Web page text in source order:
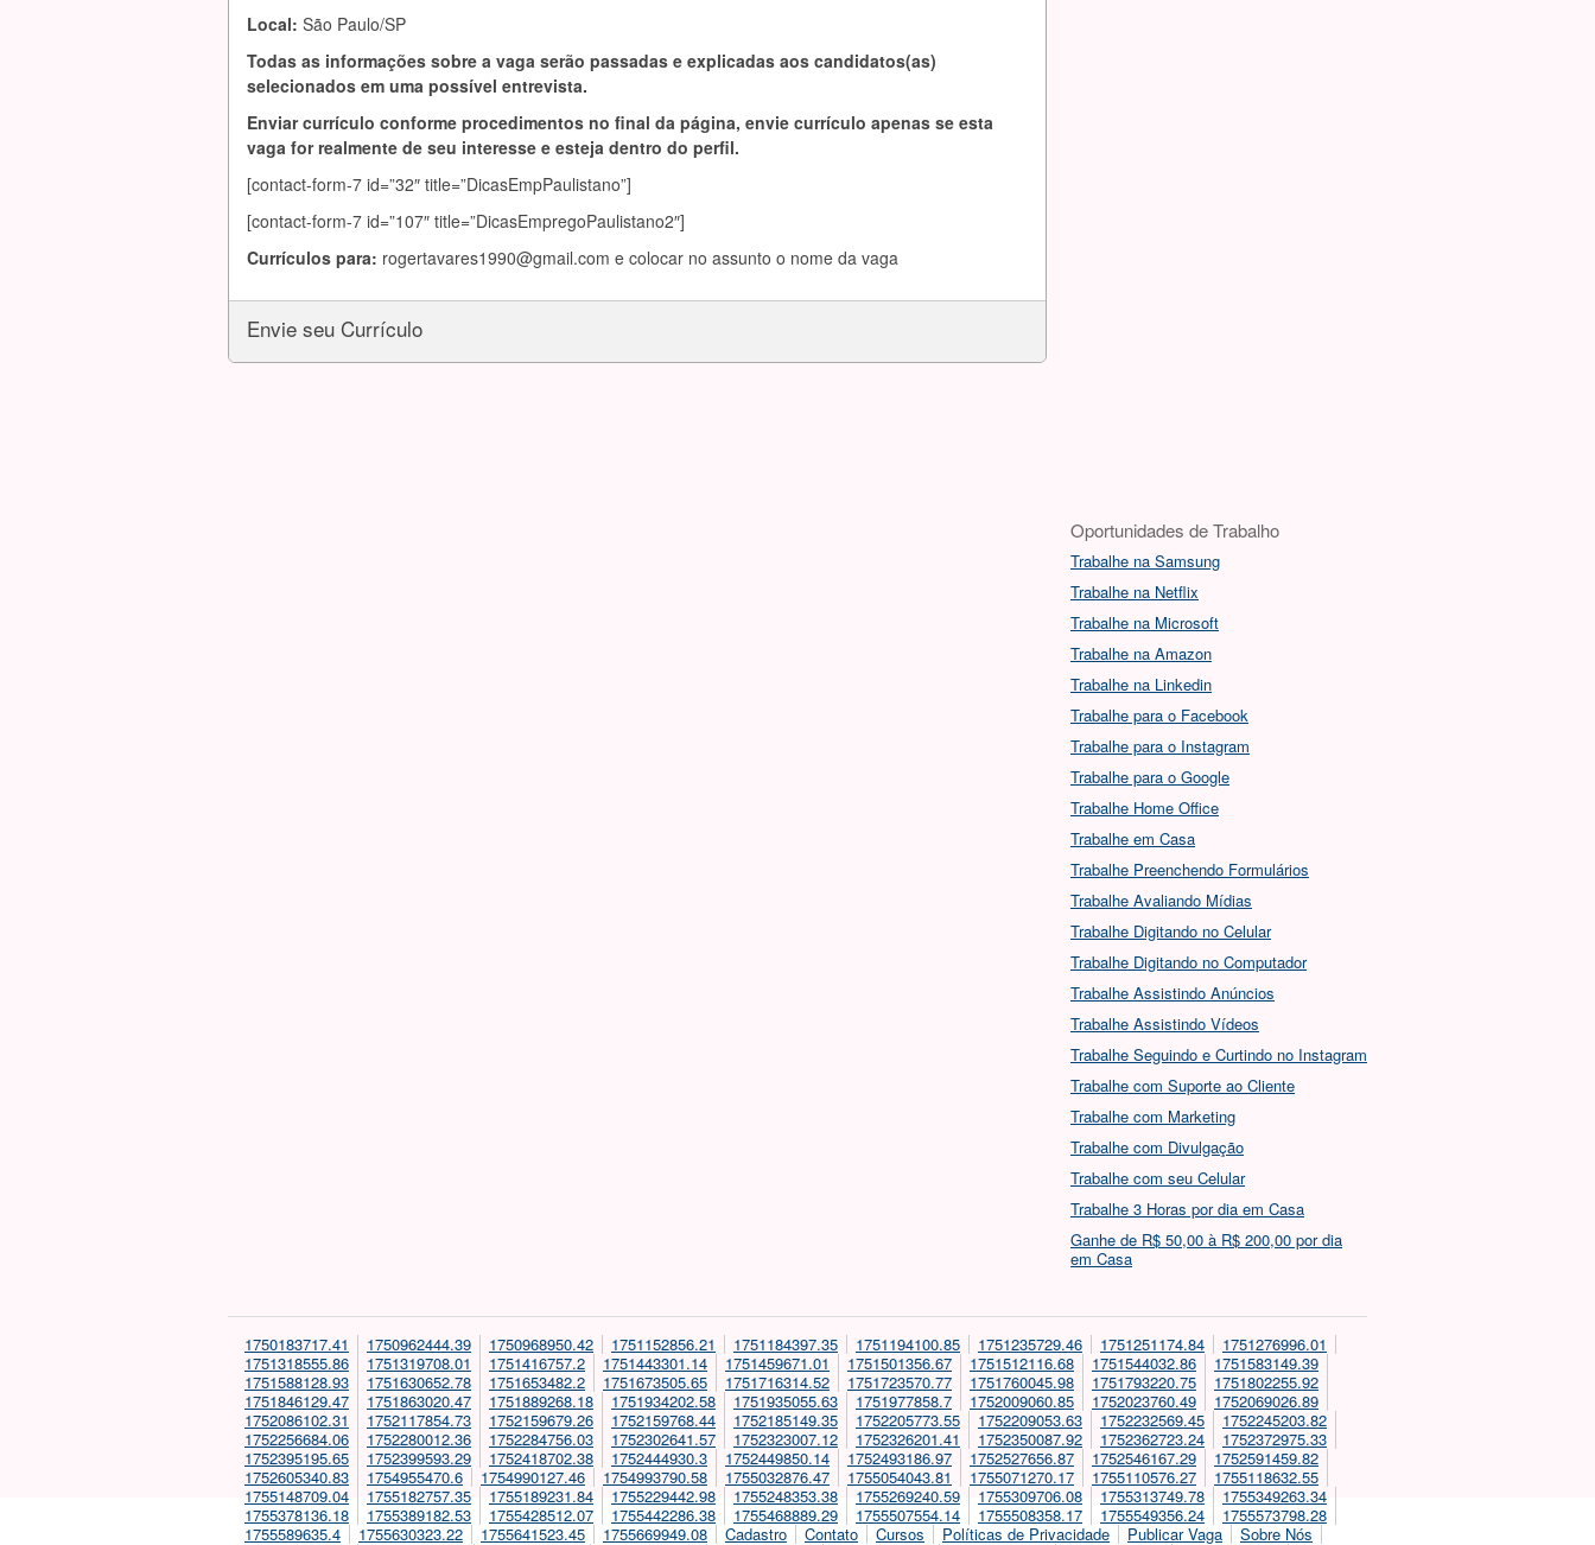
Local: São Paulo/SP
Todas as informações sobre a vaga serão passadas e explicadas aos candidatos(as)
selecionados em uma possível entrevista.
Enviar currículo conforme procedimentos no final da página, envie currículo apenas se esta
vaga for realmente de seu interesse e esteja dentro do perfil.
[contact-form-7 id=”32″ title=”DicasEmpPaulistano”]
[contact-form-7 id=”107″ title=”DicasEmpregoPaulistano2″]
Currículos para: rogertavares1990@gmail.com e colocar no assunto o nome da vaga
Envie seu Currículo
Oportunidades de Trabalho
Trabalhe na Samsung
Trabalhe na Netflix
Trabalhe na Microsoft
Trabalhe na Amazon
Trabalhe na Linkedin
Trabalhe para o Facebook
Trabalhe para o Instagram
Trabalhe para o Google
Trabalhe Home Office
Trabalhe em Casa
Trabalhe Preenchendo Formulários
Trabalhe Avaliando Mídias
Trabalhe Digitando no Celular
Trabalhe Digitando no Computador
Trabalhe Assistindo Anúncios
Trabalhe Assistindo Vídeos
Trabalhe Seguindo e Curtindo no Instagram
Trabalhe com Suporte ao Cliente
Trabalhe com Marketing
Trabalhe com Divulgação
Trabalhe com seu Celular
Trabalhe 3 Horas por dia em Casa
Ganhe de R$ 50,00 à R$ 200,00 por dia
em Casa
1750183717.41 1750962444.39 1750968950.42 1751152856.21 1751184397.35 1751194100.85 1751235729.46 1751251174.84
1751276996.01
1751318555.86
1751319708.01 1751416757.2 1751443301.14 1751459671.01 1751501356.67 1751512116.68 1751544032.86
1751583149.39
1751588128.93
1751630652.78 1751653482.2 1751673505.65 1751716314.52 1751723570.77 1751760045.98 1751793220.75
1751802255.92
1751846129.47
1751863020.47 1751889268.18 1751934202.58 1751935055.63 1751977858.7 1752009060.85 1752023760.49
1752069026.89
1752086102.31
1752117854.73 1752159679.26 1752159768.44 1752185149.35 1752205773.55 1752209053.63 1752232569.45
1752245203.82
1752256684.06
1752280012.36 1752284756.03 1752302641.57 1752323007.12 1752326201.41 1752350087.92 1752362723.24
1752372975.33
1752395195.65
1752399593.29 1752418702.38 1752444930.3 1752449850.14 1752493186.97 1752527656.87 1752546167.29
1752591459.82
1752605340.83
1754955470.6 1754990127.46 1754993790.58 1755032876.47 1755054043.81 1755071270.17 1755110576.27
1755118632.55
1755148709.04
1755182757.35 1755189231.84 1755229442.98 1755248353.38 1755269240.59 1755309706.08 1755313749.78
1755349263.34
1755378136.18
1755389182.53 1755428512.07 1755442286.38 1755468889.29 1755507554.14 1755508358.17 1755549356.24
1755573798.28
1755589635.4
1755630323.22 1755641523.45 1755669949.08 Cadastro Contato Cursos Políticas de Privacidade Publicar Vaga
Sobre Nós